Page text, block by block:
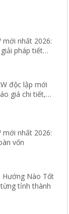
mới nhất 2026:
pháp tiết
độc lập mới
giá chi tiết,
mới nhất 2026:
vốn
Hướng Nào Tốt
tỉnh thành